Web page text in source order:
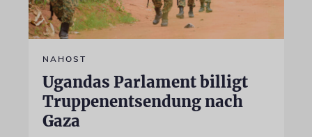
NAHOST
Ugandas Parlament billigt
Truppenentsendung nach
Gaza